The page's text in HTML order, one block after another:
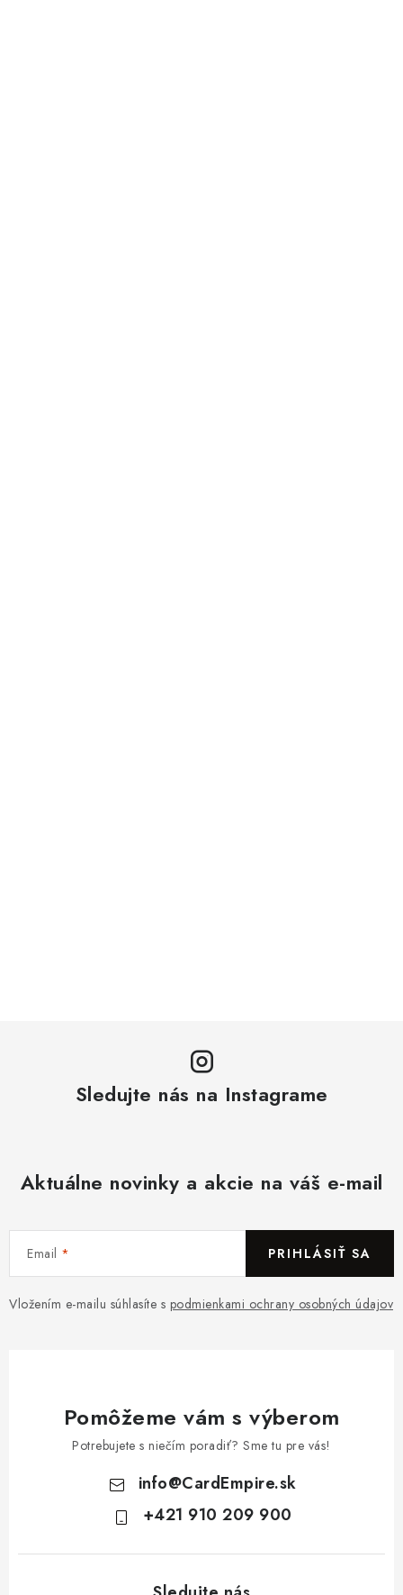
Sledujte nás na Instagrame
Aktuálne novinky a akcie na váš e-mail
Email
Vložením e-mailu súhlasíte s podmienkami ochrany osobných údajov
PRIHLÁSIŤ SA
Pomôžeme vám s výberom
Potrebujete s niečím poradiť? Sme tu pre vás!
info@CardEmpire.sk
+421 910 209 900